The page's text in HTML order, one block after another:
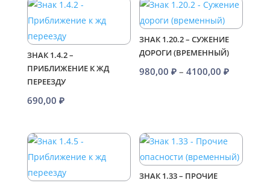
4900,00 ₽
ЗНАК 1.4.2 –
ПРИБЛИЖЕНИЕ К ЖД
ПЕРЕЕЗДУ
690,00 ₽
ЗНАК 1.20.2 – СУЖЕНИЕ
ДОРОГИ (ВРЕМЕННЫЙ)
980,00₽ – 4100,00₽
4100,00
ЗНАК 1.33 – ПРОЧИЕ